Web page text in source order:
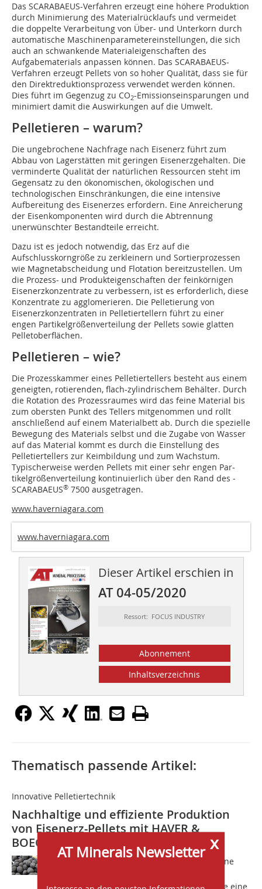
Das SCARABAEUS-Verfahren erzeugt eine höhere Produktion
durch ­Minimierung des Materialrücklaufs und vermeidet
die doppelte Verarbeitung von Über- und Unterkorn durch
automatische Maschinenparametereinstellungen, die sich
auch an schwankende Materialeigenschaften des
Aufgabematerials anpassen können. Das SCARABAEUS-
Verfahren erzeugt Pellets von so hoher Qualität, dass sie für
den Direktreduktionsprozess verwendet werden können.
Dies führt im Gegenzug zu CO2-Emissionseinsparungen und
minimiert damit die Auswirkungen auf die Umwelt.
Pelletieren – warum?
Die ungebrochene Nachfrage nach Eisenerz führt zum
Abbau von Lagerstätten mit geringen Eisenerzgehalten. Die
verminderte Qualität der natürlichen Ressourcen steht im
Gegensatz zu den ökonomischen, ökologischen und
technologischen Einschränkungen, die eine intensive
Aufbereitung des Eisenerzes erfordern. Eine Anreicherung
der Eisenkomponenten wird durch die Abtrennung
unerwünschter Bestandteile erreicht.
Dazu ist es jedoch notwendig, das Erz auf die
Aufschlusskorngröße zu zerkleinern und Sortierprozessen
wie Magnetabscheidung und Flotation bereitzustellen. Um
die Prozess- und Produkteigenschaften der feinkörnigen
Eisenerzkonzentrate zu verbessern, ist es erforderlich, diese
Konzentrate zu agglomerieren. Die Pelletierung von
Eisenerzkonzentraten in Pelletiertellern führt zu einer
engen Partikelgrößenverteilung der Pellets sowie glatten
Pelletoberflächen.
Pelletieren – wie?
Die Prozesskammer eines Pelletiertellers besteht aus einem
geneigten, rotierenden, flach-zylindrischem Behälter. Durch
die Rotation des Prozessraumes wird das feine Material bis
zum obersten Punkt des Tellers mitgenommen und rollt
anschließend auf einem Materialbett ab. Durch die spezielle
Bewegung des Materials selbst und die Zugabe von Wasser
auf das Material kommt es durch die Einstellung des
Pelletiertellers zur Keimbildung und zum Wachstum.
Typischerweise werden Pellets mit einer sehr engen Par­
tikelgrößenverteilung kontinuierlich über den Rand des ­
SCARABAEUS® 7500 ausgetragen.
www.haverniagara.com
www.haverniagara.com
Dieser Artikel erschien in
AT 04-05/2020
Ressort: FOCUS INDUSTRY
Abonnement
Inhaltsverzeichnis
x
AT Minerals Newsletter
Thematisch passende Artikel:
Innovative Pelletiertechnik
Nachhaltige und effiziente Produktion
von Eisenerz-Pellets mit HAVER &
BOECKER NIAGARA
HAVER & BOECKER NIAGARA startet eine
http://haverniagara.de/pelletizing/, die eine